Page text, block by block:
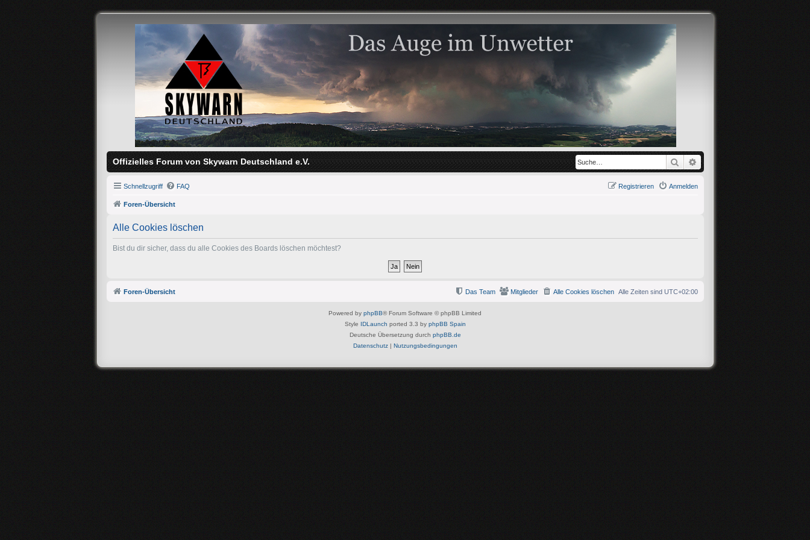
Offizielles Forum von Skywarn Deutschland e.V. Suche
Schnellzugriff FAQ Anmelden
Registrieren
Foren-Übersicht
Alle Cookies löschen
Bist du dir sicher, dass du alle Cookies des Boards löschen möchtest?
Foren-Übersicht Alle Zeiten sind UTC+02:00
Alle Cookies löschen
Mitglieder
Das Team
Powered by phpBB® Forum Software © phpBB Limited
Style IDLaunch ported 3.3 by phpBB Spain
Deutsche Übersetzung durch phpBB.de
Datenschutz| Nutzungsbedingungen